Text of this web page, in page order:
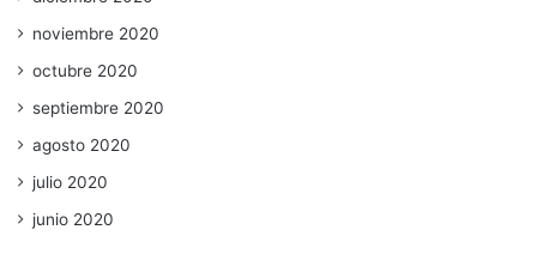
noviembre 2020
octubre 2020
septiembre 2020
agosto 2020
julio 2020
junio 2020